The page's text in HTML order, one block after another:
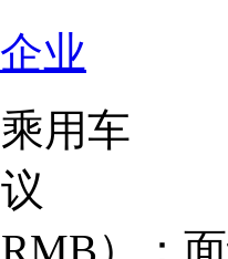
业
乘用车
）：